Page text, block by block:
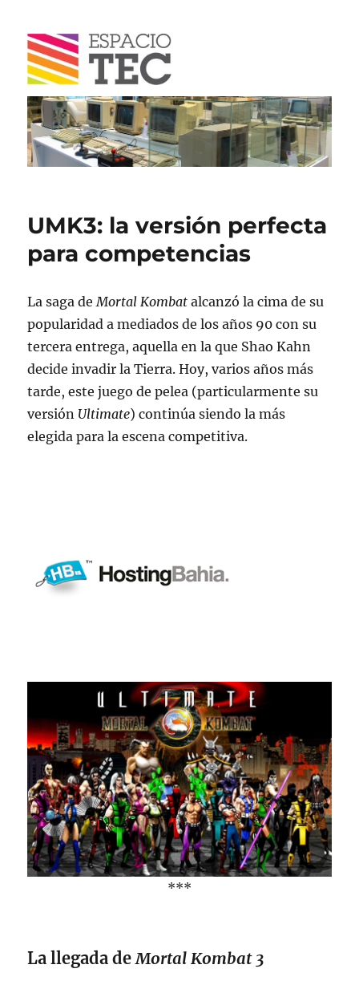
Blog
UMK3: la versión perfecta
para competencias
La saga deMortal Kombat alcanzó la cima de su
popularidad a mediados de los años 90 con su
tercera entrega, aquella en la que Shao Kahn
decide invadir la Tierra. Hoy, varios años más
tarde, este juego de pelea (particularmente su
versión Ultimate) continúa siendo la más
elegida para la escena competitiva.
***
La llegada de Mortal Kombat 3